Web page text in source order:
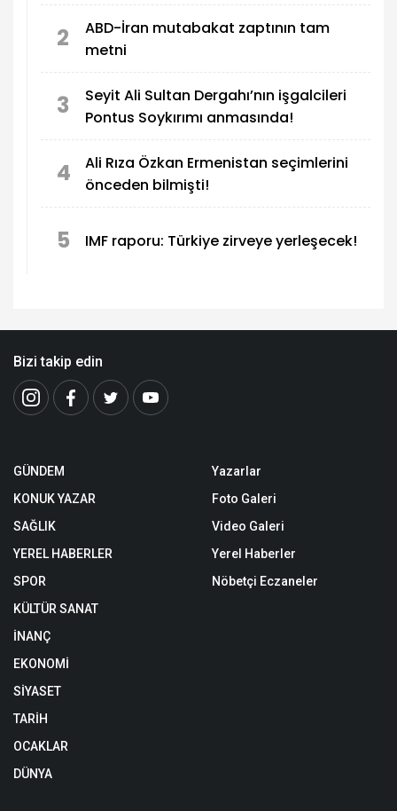
2
ABD-İran mutabakat zaptının tam
metni
3
Seyit Ali Sultan Dergahı’nın işgalcileri
Pontus Soykırımı anmasında!
4
Ali Rıza Özkan Ermenistan seçimlerini
önceden bilmişti!
5 IMF raporu: Türkiye zirveye yerleşecek!
Bizi takip edin
GÜNDEM
KONUK YAZAR
SAĞLIK
YEREL HABERLER
SPOR
KÜLTÜR SANAT
İNANÇ
EKONOMİ
SİYASET
TARİH
OCAKLAR
DÜNYA
Yazarlar
Foto Galeri
Video Galeri
Yerel Haberler
Nöbetçi Eczaneler